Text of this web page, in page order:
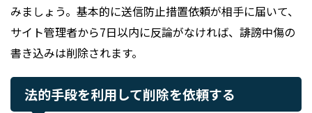
みましょう。基本的に送信防止措置依頼が相手に届いて、
サイト管理者から7日以内に反論がなければ、誹謗中傷の
書き込みは削除されます。
法的手段を利用して削除を依頼する